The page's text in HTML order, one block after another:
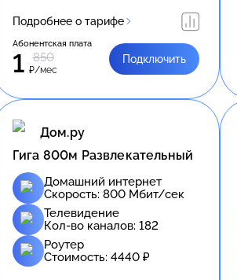
Подробнее о тарифе
Абонентская плата
1 850
₽/мес
Подключить
Дом.ру
Гига 800м Развлекательный
Домашний интернет
Скорость: 800 Мбит/сек
Телевидение
Кол-во каналов: 182
Роутер
Стоимость: 4440 ₽